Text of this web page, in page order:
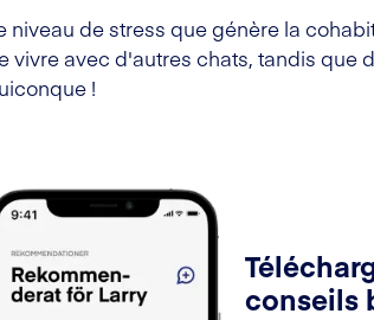
niveau de stress que génère la
vivre avec d'autres chats, tandis que
!
conseils